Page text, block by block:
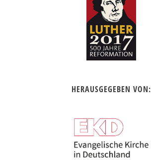
HERAUSGEGEBEN VON: